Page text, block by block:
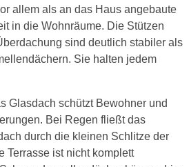
allem als an das Haus angebaute
in die Wohnräume. Die Stützen
sind deutlich stabiler als
Sie halten jedem
Glasdach schützt Bewohner und
Bei Regen fließt das
durch die kleinen Schlitze der
Terrasse ist nicht komplett